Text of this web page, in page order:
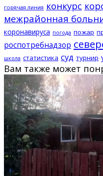
горячая линия конкурс
межрайонная
коронавируса погода пожар
роспотребнадзор
школа статистика суд турнир
Вам также может